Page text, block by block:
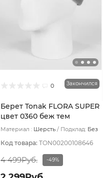
0 Закончился
Берет Tonak FLORA SUPER
цвет 0360 беж тем
Материал : Шерсть Подклад: Без
Код товара: TON00200108646
4 499Руб. -49%